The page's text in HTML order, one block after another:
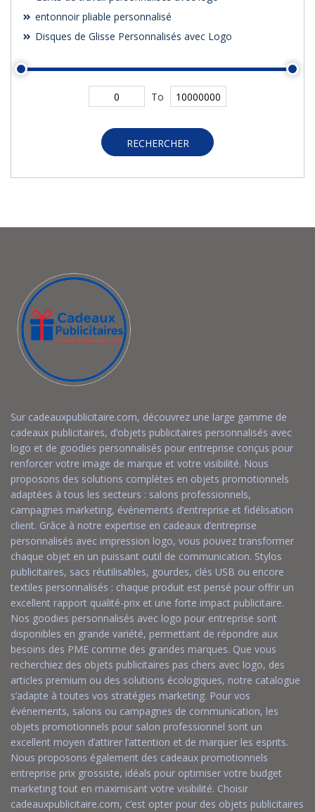
entonnoir pliable personnalisé
Disques de Glisse Personnalisés avec Logo
To
RECHERCHER
Sur cadeauxpublicitaire.com, découvrez une large gamme de
cadeaux publicitaires, d’objets publicitaires personnalisés avec
logo et de goodies personnalisés pour entreprise conçus pour
renforcer votre image de marque et votre visibilité. Nous
proposons des solutions complètes en objets promotionnels
adaptées à tous les secteurs : salons professionnels,
campagnes marketing, événements d’entreprise et fidélisation
client. Grâce à notre expertise en cadeaux d’entreprise
personnalisés avec impression logo, vous pouvez transformer
chaque objet en un puissant outil de communication. Stylos
publicitaires, sacs réutilisables, gourdes, clés USB ou encore
textiles personnalisés : chaque produit est pensé pour offrir un
excellent rapport qualité-prix et une forte impact publicitaire.
Nos goodies personnalisés avec logo pour entreprise sont
disponibles en grande variété, permettant de répondre aux
besoins des PME comme des grandes marques. Que vous
recherchiez des objets publicitaires pas chers avec logo, des
articles premium ou des solutions écologiques, notre catalogue
s’adapte à toutes vos stratégies marketing. Pour vos
événements, salons ou campagnes de communication, les
objets promotionnels pour salon professionnel sont un
excellent moyen d’attirer l’attention et de marquer les esprits.
Nous proposons également des cadeaux promotionnels
entreprise prix grossiste, idéals pour optimiser votre budget
marketing tout en maximisant votre visibilité. Choisir
cadeauxpublicitaire.com, c’est opter pour des objets publicitaires